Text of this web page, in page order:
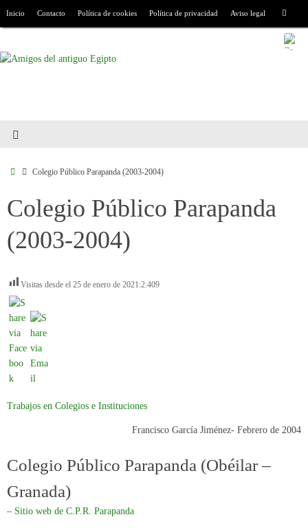
Inicio Contacto Política de cookies Política de privacidad Aviso legal
Colegio Público Parapanda (2003-2004)
Colegio Público Parapanda
(2003-2004)
Visitas desde el 25 de enero de 2021:2.409
Trabajos en Colegios e Instituciones
Francisco García Jiménez- Febrero de 2004
Colegio Público Parapanda (Obéilar –
Granada)
– Sitio web de C.P.R. Parapanda